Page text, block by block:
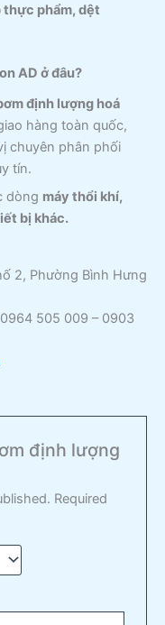
phẩm, dệt
AD ở đâu?
định lượng hoá
hàng toàn quốc,
chuyên phân phối
tín.
dòng máy thổi khí,
bị khác.
2, Phường Bình Hưng
505 009 – 0903
định lượng
Required